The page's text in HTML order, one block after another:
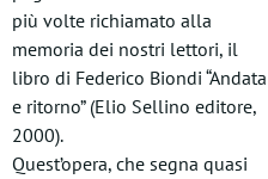
più volte richiamato alla
memoria dei nostri lettori, il
libro di Federico Biondi “Andata
e ritorno” (Elio Sellino editore,
2000).
Quest’opera, che segna quasi